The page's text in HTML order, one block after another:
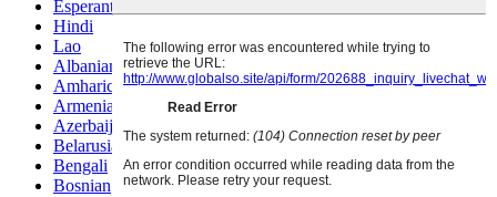
Esperanto
Hindi
Lao
Albanian
Amharic
Armenian
Azerbaijani
Belarusian
Bengali
Bosnian